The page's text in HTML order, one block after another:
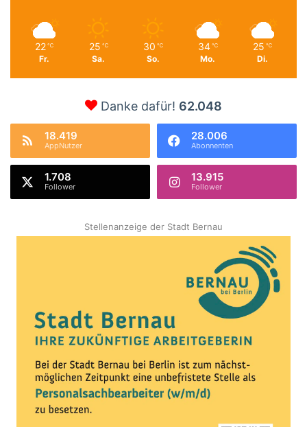
22 ℃
Fr.
25 ℃
Sa.
30 ℃
So.
34 ℃
Mo.
25 ℃
Di.
Danke dafür! 62.048
18.419
AppNutzer
28.006
Abonnenten
1.708
Follower
13.915
Follower
Stellenanzeige der Stadt Bernau